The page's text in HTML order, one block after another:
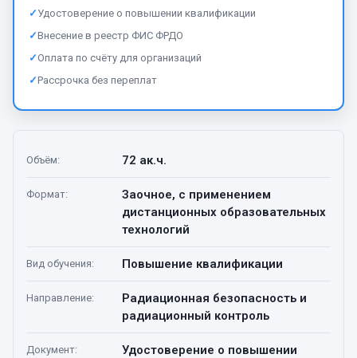
Объём: 72 ак.ч.
Формат:
Заочное, с применением
дистанционных образовательных
технологий
Вид обучения: Повышение квалификации
Направление:
Радиационная безопасность и
радиационный контроль
Документ:
Удостоверение о повышении
✓ Удостоверение о повышении квалификации
✓Внесение в реестр ФИС ФРДО
✓Оплата по счёту для организаций
✓Рассрочка без переплат